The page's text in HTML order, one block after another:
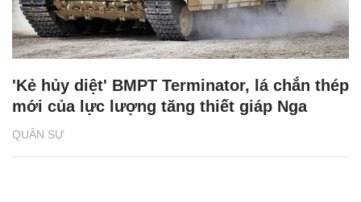
QUÂN SỰ
'Kẻ hủy diệt' BMPT Terminator, lá chắn thép
mới của lực lượng tăng thiết giáp Nga